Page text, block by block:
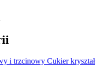
i trzcinowy Cukier kryształ